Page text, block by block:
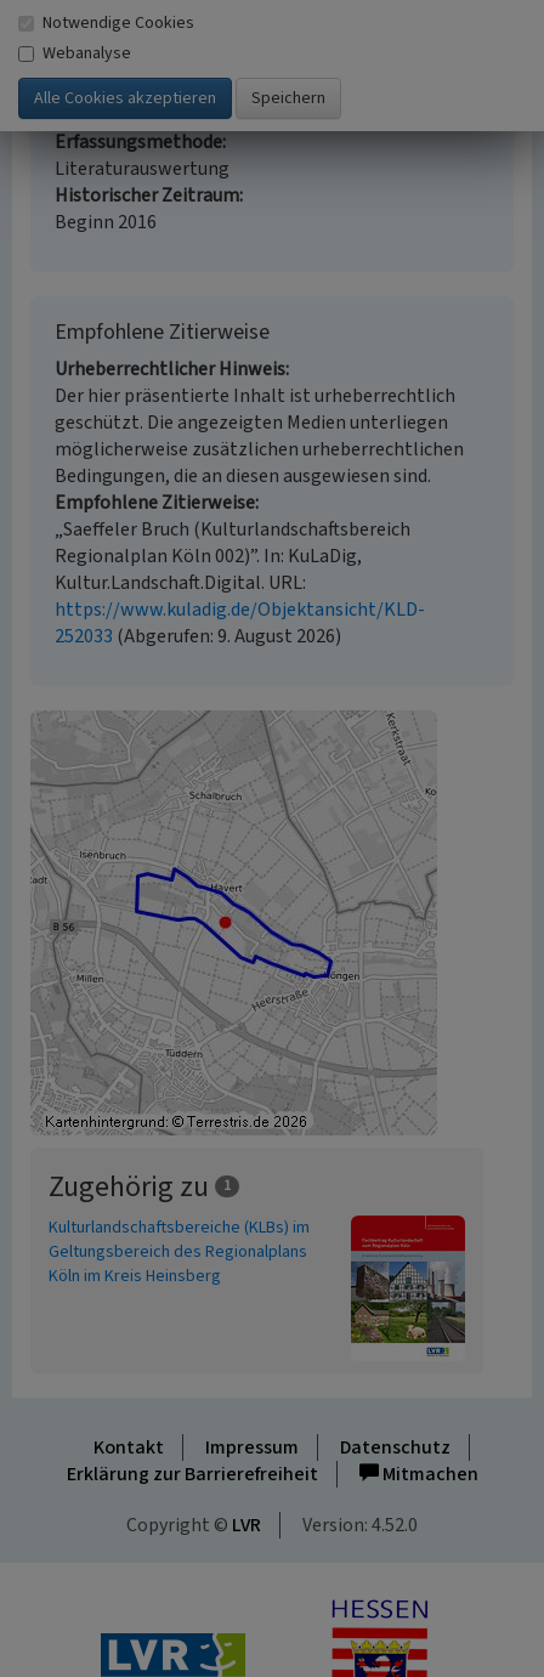
Kulturlandschaftspflege, Denkmalpflege,
Landeskunde, Raumplanung, Archäologie
Erfassungsmaßstab
i.d.R. 1:25.000 (kleiner als 1:20.000)
Erfassungsmethode
Literaturauswertung
Historischer Zeitraum
Beginn 2016
Empfohlene Zitierweise
Urheberrechtlicher Hinweis
Der hier präsentierte Inhalt ist urheberrechtlich
geschützt. Die angezeigten Medien unterliegen
möglicherweise zusätzlichen urheberrechtlichen
Bedingungen, die an diesen ausgewiesen sind.
Empfohlene Zitierweise
„Saeffeler Bruch (Kulturlandschaftsbereich
Regionalplan Köln 002)”. In: KuLaDig,
Kultur.Landschaft.Digital. URL:
https://www.kuladig.de/Objektansicht/KLD-
252033 (Abgerufen: 9. August 2026)
Zugehörig zu 1
Kulturlandschaftsbereiche (KLBs) im
Geltungsbereich des Regionalplans
Köln im Kreis Heinsberg
Kontakt Impressum
Datenschutz
Erklärung zur Barrierefreiheit
Mitmachen
Copyright © LVR Version: 4.52.0
Notwendige Cookies
Webanalyse